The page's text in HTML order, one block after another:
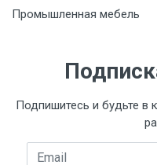
Промышленная мебель
Подпишитесь и будьте в
Email